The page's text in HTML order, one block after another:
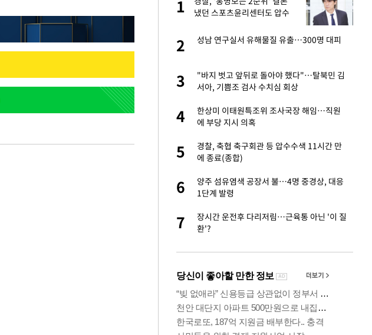
2
축구협회, 15년 전 심판 성 접대 파문에 "현
재는 내부 지침 준수"
3
김지수, '여행사 대표' 변신 근황 "가볼 만하
니…"
4
축구협회 '성접대' 감사보고서 나왔다…월드
5
[속보] 뉴욕증시, 혼조 출발…나스닥
1
냈던 스포츠윤리센터도 압수
2 성남 연구실서 유해물질 유출…300명 대피
3
"바지 벗고 앞뒤로 돌아야 했다"…탈북민 김
서아, 기쁨조 검사 수치심 회상
4
한상미 이태원특조위 조사국장 해임…직원
에 부당 지시 의혹
5
경찰, 축협 축구회관 등 압수수색 11시간 만
에 종료(종합)
6
양주 섬유염색 공장서 불…4명 중경상, 대응
1단계 발령
7
장시간 운전후 다리저림…근육통 아닌 '이 질
환'?